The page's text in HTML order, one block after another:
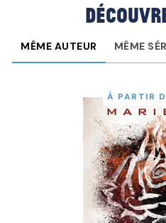
MÊME AUTEUR MÊME
À PARTIR